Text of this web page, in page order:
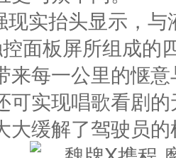
现实抬头显示，
面板屏所组成的
来每一公里的惬
可实现唱歌看剧
大缓解了驾驶员